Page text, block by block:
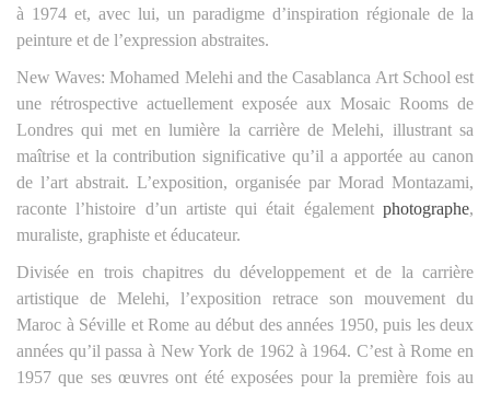
à 1974 et, avec lui, un paradigme d’inspiration régionale de la
peinture et de l’expression abstraites.
New Waves: Mohamed Melehi and the Casablanca Art School est
une rétrospective actuellement exposée aux Mosaic Rooms de
Londres qui met en lumière la carrière de Melehi, illustrant sa
maîtrise et la contribution significative qu’il a apportée au canon
de l’art abstrait. L’exposition, organisée par Morad Montazami,
raconte l’histoire d’un artiste qui était également photographe,
muraliste, graphiste et éducateur.
Divisée en trois chapitres du développement et de la carrière
artistique de Melehi, l’exposition retrace son mouvement du
Maroc à Séville et Rome au début des années 1950, puis les deux
années qu’il passa à New York de 1962 à 1964. C’est à Rome en
1957 que ses œuvres ont été exposées pour la première fois au